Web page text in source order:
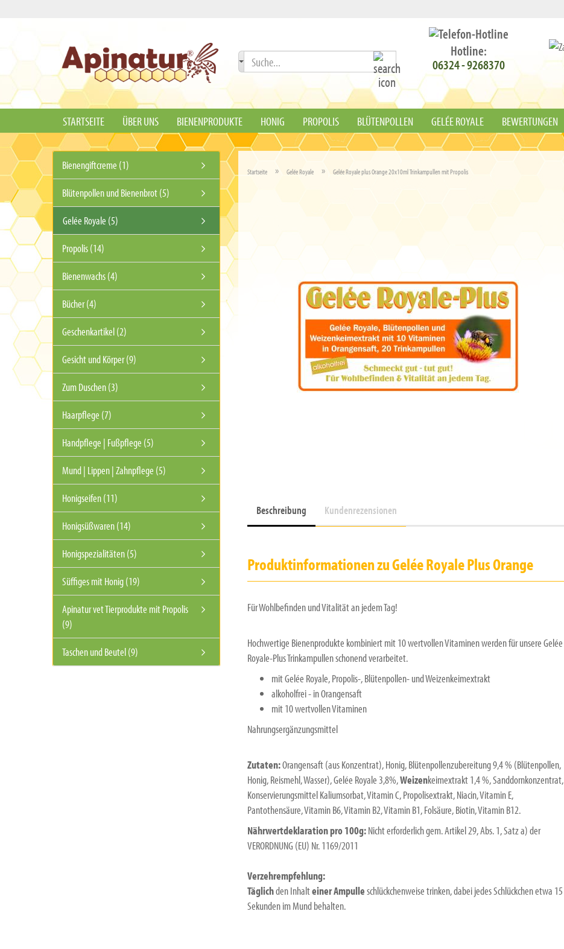
Hotline:
06324 - 9268370‬
STARTSEITE ÜBER UNS BIENENPRODUKTE HONIG PROPOLIS BLÜTENPOLLEN GELÉE ROYALE BEWERTUNGEN
Startseite » Gelée Royale » Gelée Royale plus Orange 20x10ml Trinkampullen mit Propolis
Beschreibung Kundenrezensionen
Produktinformationen zu Gelée Royale Plus Orange
Für Wohlbefinden und Vitalität an jedem Tag!
Hochwertige Bienenprodukte kombiniert mit 10 wertvollen Vitaminen werden für unsere Gelée
Royale-Plus Trinkampullen schonend verarbeitet.
mit Gelée Royale, Propolis-, Blütenpollen- und Weizenkeimextrakt
alkoholfrei - in Orangensaft
mit 10 wertvollen Vitaminen
Nahrungsergänzungsmittel
Zutaten:Orangensaft (aus Konzentrat), Honig, Blütenpollenzubereitung 9,4 % (Blütenpollen,
Honig, Reismehl, Wasser), Gelée Royale 3,8%,Weizenkeimextrakt 1,4 %, Sanddornkonzentrat,
Konservierungsmittel Kaliumsorbat, Vitamin C, Propolisextrakt, Niacin, Vitamin E,
Pantothensäure, Vitamin B6, Vitamin B2, Vitamin B1, Folsäure, Biotin, Vitamin B12.
Nährwertdeklaration pro 100g:Nicht erforderlich gem. Artikel 29, Abs. 1, Satz a) der
VERORDNUNG (EU) Nr. 1169/2011
Verzehrempfehlung:
Täglichden Inhalteiner Ampulleschlückchenweise trinken, dabei jedes Schlückchen etwa 15
Sekunden im Mund behalten.
Bienengiftcreme (1)
Blütenpollen und Bienenbrot (5)
Gelée Royale (5)
Propolis (14)
Bienenwachs (4)
Bücher (4)
Geschenkartikel (2)
Gesicht und Körper (9)
Zum Duschen (3)
Haarpflege (7)
Handpflege | Fußpflege (5)
Mund | Lippen | Zahnpflege (5)
Honigseifen (11)
Honigsüßwaren (14)
Honigspezialitäten (5)
Süffiges mit Honig (19)
Apinatur vet Tierprodukte mit Propolis
(9)
Taschen und Beutel (9)